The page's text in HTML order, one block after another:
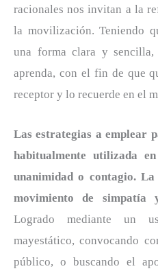
racionales nos invitan a la
la movilización. Teniendo
una forma clara y
aprenda, con el fin de que
receptor y lo recuerde en el
Las estrategias a emplear
habitualmente utilizada
unanimidad o contagio.
movimiento de simpatía
Logrado mediante un
mayestático, convocando
público, o buscando el